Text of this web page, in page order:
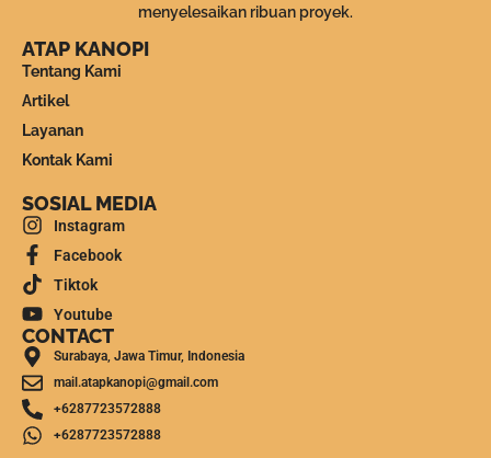
menyelesaikan ribuan proyek.
ATAP KANOPI
Tentang Kami
Artikel
Layanan
Kontak Kami
SOSIAL MEDIA
Instagram
Facebook
Tiktok
Youtube
CONTACT
Surabaya, Jawa Timur, Indonesia
mail.atapkanopi@gmail.com
+6287723572888
+6287723572888